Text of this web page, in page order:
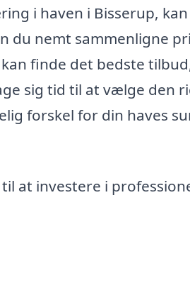
i haven i Bisserup,
du nemt sammenligne
finde det bedste
sig tid til at vælge den
forskel for din haves
at investere i